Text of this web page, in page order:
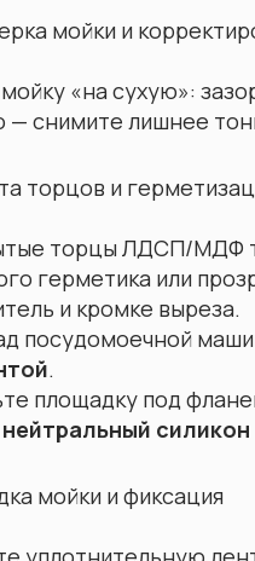
мойки и
«на сухую»:
— снимите лишнее
торцов и
торцы ЛДСП/МДФ
герметика или
и кромке выреза.
посудомоечной
.
площадку под
нейтральный силикон
мойки и фиксация